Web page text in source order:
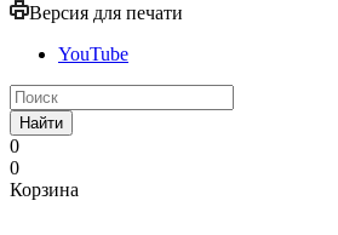
Версия для печати
YouTube
Найти
0
0
Корзина